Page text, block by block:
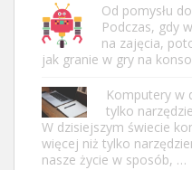
Od pomysłu
Podczas, gdy
na zajęcia,
jak granie w gry na
Komputery w
tylko
W dzisiejszym świecie
więcej niż tylko
nasze życie w sposób, …